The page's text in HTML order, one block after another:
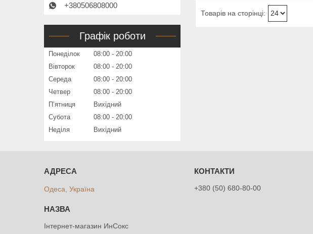
+380506808000
Графік роботи
Понеділок 08:00
20:00
Вівторок
08:00
20:00
Середа
08:00
20:00
Четвер
08:00
20:00
Пʼятниця
Вихідний
Субота
08:00
20:00
Неділя
Вихідний
Одеса, Україна
Інтернет-магазин ИнСокс
+380 (50) 680-80-00